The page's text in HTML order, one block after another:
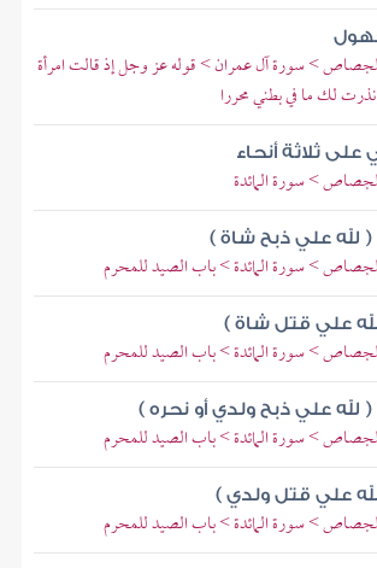
> سورة آل عمران > قوله عز وجل إذ قالت امرأة
لك ما في بطني محررا
على ثلاثة أنحاء
> سورة المائدة
لله علي ذبح شاة )
> سورة المائدة > باب الصيد للمحرم
علي قتل شاة )
> سورة المائدة > باب الصيد للمحرم
لله علي ذبح ولدي أو نحره )
> سورة المائدة > باب الصيد للمحرم
علي قتل ولدي )
> سورة المائدة > باب الصيد للمحرم